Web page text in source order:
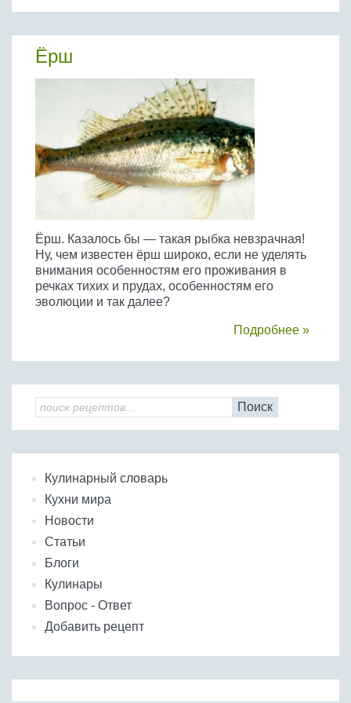
Крупы
Ёрш
Ёрш. Казалось бы — такая рыбка невзрачная!
Ну, чем известен ёрш широко, если не уделять
внимания особенностям его проживания в
речках тихих и прудах, особенностям его
эволюции и так далее?
Подробнее »
Поиск
Кулинарный словарь
Кухни мира
Новости
Статьи
Блоги
Кулинары
Вопрос - Ответ
Добавить рецепт